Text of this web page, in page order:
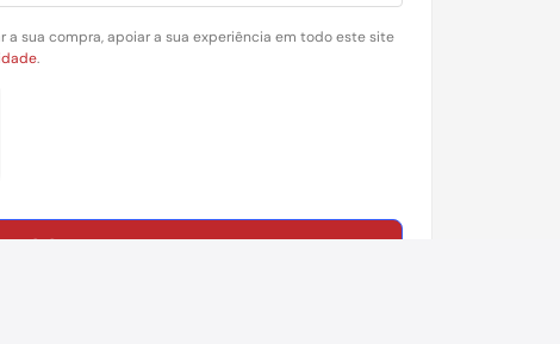
sua compra, apoiar a sua experiência em todo este site
.
COMPRA